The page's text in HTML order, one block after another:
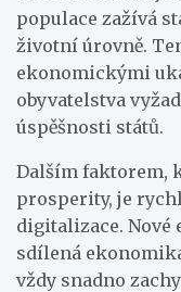
populace zažívá
životní úrovně.
ekonomickými
obyvatelstva
úspěšnosti států.
Dalším faktorem,
prosperity, je
digitalizace. Nové
sdílená
vždy snadno